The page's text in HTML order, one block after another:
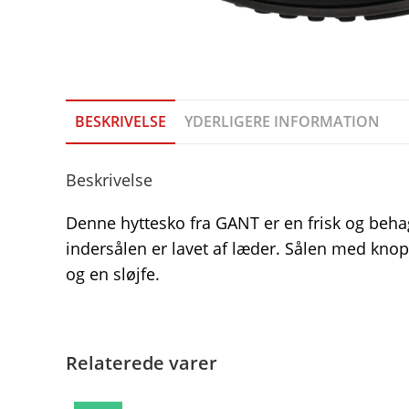
BESKRIVELSE YDERLIGERE INFORMATION
Beskrivelse
Denne hyttesko fra GANT er en frisk og
indersålen er lavet af læder. Sålen med
og en sløjfe.
Relaterede varer